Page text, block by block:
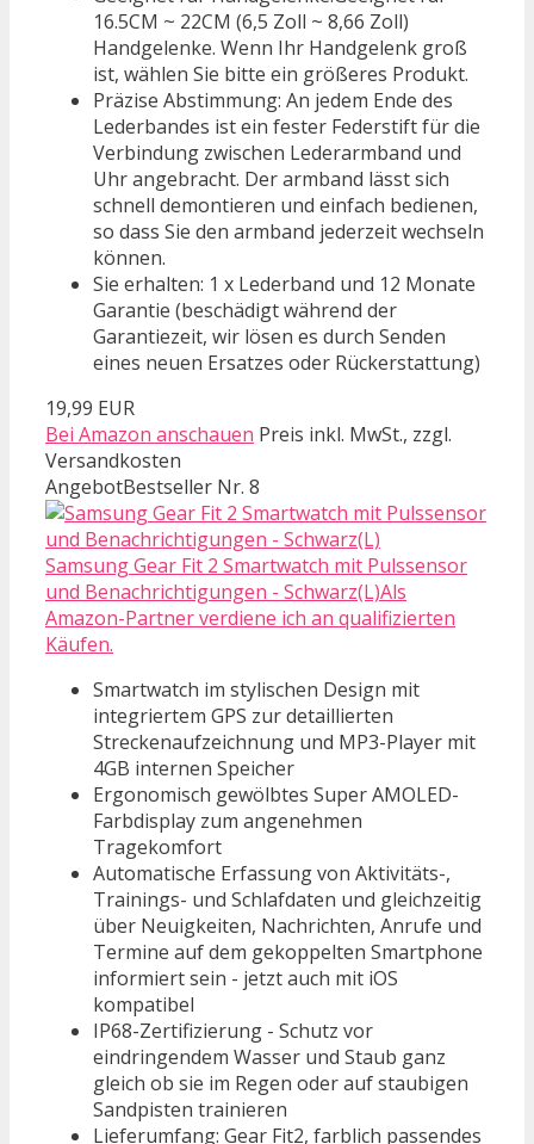
16.5CM ~ 22CM (6,5 Zoll ~ 8,66 Zoll)
Handgelenke. Wenn Ihr Handgelenk groß
ist, wählen Sie bitte ein größeres Produkt.
Präzise Abstimmung: An jedem Ende des
Lederbandes ist ein fester Federstift für die
Verbindung zwischen Lederarmband und
Uhr angebracht. Der armband lässt sich
schnell demontieren und einfach bedienen,
so dass Sie den armband jederzeit wechseln
können.
Sie erhalten: 1 x Lederband und 12 Monate
Garantie (beschädigt während der
Garantiezeit, wir lösen es durch Senden
eines neuen Ersatzes oder Rückerstattung)
19,99 EUR
Bei Amazon anschauen Preis inkl. MwSt., zzgl.
Versandkosten
AngebotBestseller Nr. 8
Samsung Gear Fit 2 Smartwatch mit Pulssensor
und Benachrichtigungen - Schwarz(L)Als
Amazon-Partner verdiene ich an qualifizierten
Käufen.
Smartwatch im stylischen Design mit
integriertem GPS zur detaillierten
Streckenaufzeichnung und MP3-Player mit
4GB internen Speicher
Ergonomisch gewölbtes Super AMOLED-
Farbdisplay zum angenehmen
Tragekomfort
Automatische Erfassung von Aktivitäts-,
Trainings- und Schlafdaten und gleichzeitig
über Neuigkeiten, Nachrichten, Anrufe und
Termine auf dem gekoppelten Smartphone
informiert sein - jetzt auch mit iOS
kompatibel
IP68-Zertifizierung - Schutz vor
eindringendem Wasser und Staub ganz
gleich ob sie im Regen oder auf staubigen
Sandpisten trainieren
Lieferumfang: Gear Fit2, farblich passendes